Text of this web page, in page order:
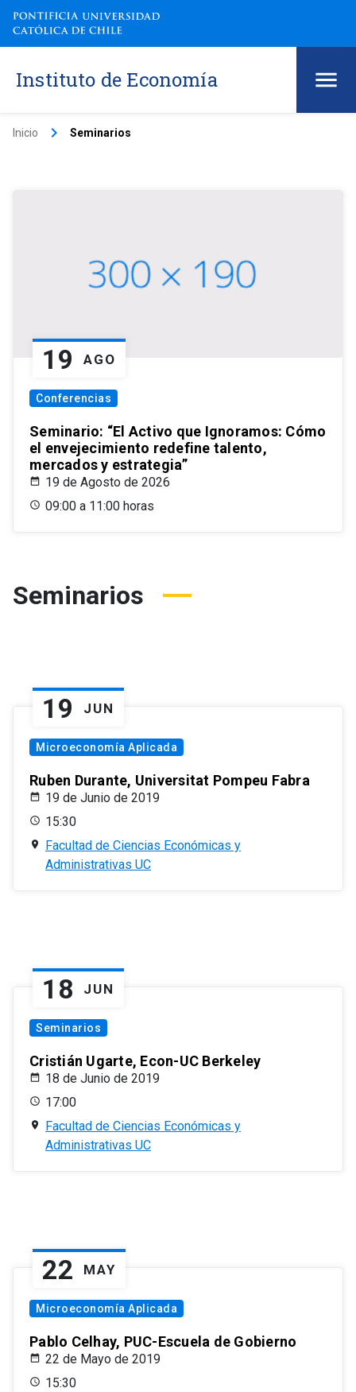
Instituto de Economía
Inicio keyboard_arrow_right Seminarios
19 AGO
Conferencias
Seminario: “El Activo que Ignoramos: Cómo
el envejecimiento redefine talento,
mercados y estrategia”
19 de Agosto de 2026
09:00 a 11:00 horas
Seminarios
19 JUN
Microeconomía Aplicada
Ruben Durante, Universitat Pompeu Fabra
19 de Junio de 2019
15:30
Facultad de Ciencias Económicas y
Administrativas UC
18 JUN
Seminarios
Cristián Ugarte, Econ-UC Berkeley
18 de Junio de 2019
17:00
Facultad de Ciencias Económicas y
Administrativas UC
22 MAY
Microeconomía Aplicada
Pablo Celhay, PUC-Escuela de Gobierno
22 de Mayo de 2019
15:30